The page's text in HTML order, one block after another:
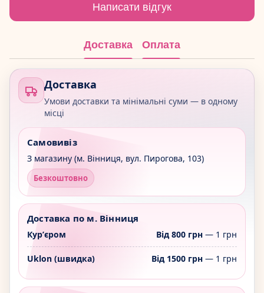
Написати відгук
Доставка Оплата
Доставка
Умови доставки та мінімальні суми — в одному
місці
Самовивіз
З магазину (м. Вінниця, вул. Пирогова, 103)
Безкоштовно
Доставка по м. Вінниця
Курʼєром Від 800 грн— 1 грн
Uklon (швидка) Від 1500 грн— 1 грн